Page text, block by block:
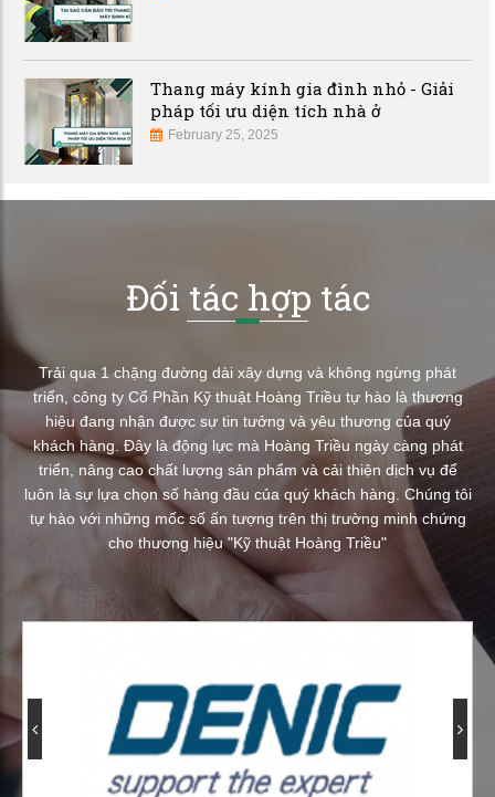
Thang máy kính gia đình nhỏ - Giải
pháp tối ưu diện tích nhà ở
February 25, 2025
Đối tác hợp tác
Trải qua 1 chặng đường dài xây dựng và không ngừng phát
triển, công ty Cổ Phần Kỹ thuật Hoàng Triều tự hào là thương
hiệu đang nhận được sự tin tưởng và yêu thương của quý
khách hàng. Đây là động lực mà Hoàng Triều ngày càng phát
triển, nâng cao chất lượng sản phẩm và cải thiện dịch vụ để
luôn là sự lựa chọn số hàng đầu của quý khách hàng. Chúng tôi
tự hào với những mốc số ấn tượng trên thị trường minh chứng
cho thương hiệu "Kỹ thuật Hoàng Triều"